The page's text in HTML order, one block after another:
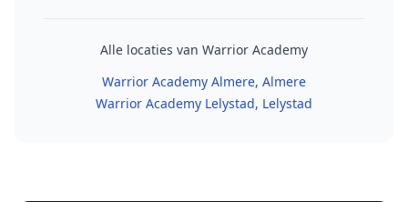
Alle locaties van Warrior Academy
Warrior Academy Almere, Almere
Warrior Academy Lelystad, Lelystad